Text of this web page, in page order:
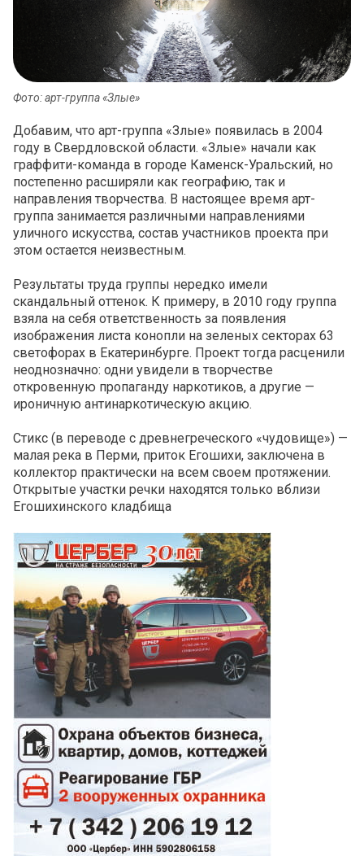
Фото: арт-группа «Злые»
Добавим, что арт-группа «Злые» появилась в 2004
году в Свердловской области. «Злые» начали как
граффити-команда в городе Каменск-Уральский, но
постепенно расширяли как географию, так и
направления творчества. В настоящее время арт-
группа занимается различными направлениями
уличного искусства, состав участников проекта при
этом остается неизвестным.
Результаты труда группы нередко имели
скандальный оттенок. К примеру, в 2010 году группа
взяла на себя ответственность за появления
изображения листа конопли на зеленых секторах 63
светофорах в Екатеринбурге. Проект тогда расценили
неоднозначно: одни увидели в творчестве
откровенную пропаганду наркотиков, а другие —
ироничную антинаркотическую акцию.
Стикс (в переводе с древнегреческого «чудовище») —
малая река в Перми, приток Егошихи, заключена в
коллектор практически на всем своем протяжении.
Открытые участки речки находятся только вблизи
Егошихинского кладбища